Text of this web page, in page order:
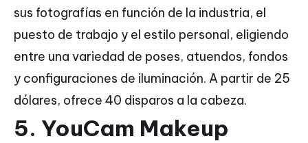
sus fotografías en función de la industria, el
puesto de trabajo y el estilo personal, eligiendo
entre una variedad de poses, atuendos, fondos
y configuraciones de iluminación. A partir de 25
dólares, ofrece 40 disparos a la cabeza.
5. YouCam Makeup